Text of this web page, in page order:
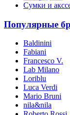
Сумки и
Популярные
Baldinini
Fabiani
Francesco V.
Lab Milano
Loriblu
Luca Verdi
Mario Bruni
nila&nila